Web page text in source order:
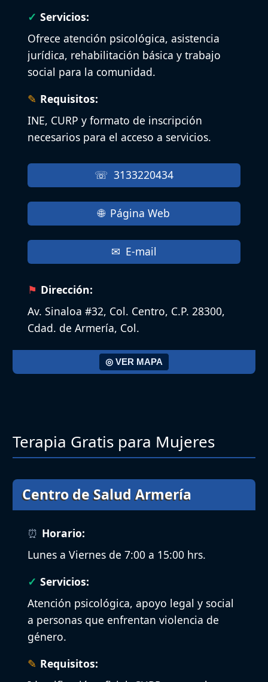
Servicios:
Ofrece atención psicológica, asistencia
jurídica, rehabilitación básica y trabajo
social para la comunidad.
Requisitos:
INE, CURP y formato de inscripción
necesarios para el acceso a servicios.
3133220434
Página Web
E-mail
Dirección:
Av. Sinaloa #32, Col. Centro, C.P. 28300,
Cdad. de Armería, Col.
◎ VER MAPA
Terapia Gratis para Mujeres
Centro de Salud Armería
Horario:
Lunes a Viernes de 7:00 a 15:00 hrs.
Servicios:
Atención psicológica, apoyo legal y social
a personas que enfrentan violencia de
género.
Requisitos: